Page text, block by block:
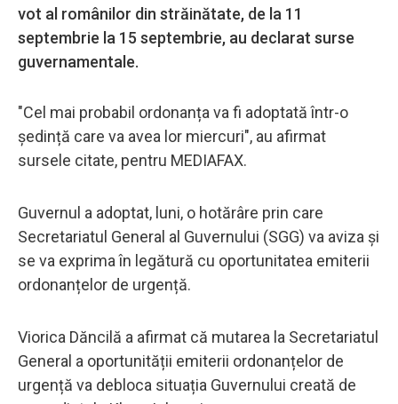
vot al românilor din străinătate, de la 11
septembrie la 15 septembrie, au declarat surse
guvernamentale.
"Cel mai probabil ordonanța va fi adoptată într-o
ședință care va avea lor miercuri", au afirmat
sursele citate, pentru MEDIAFAX.
Guvernul a adoptat, luni, o hotărâre prin care
Secretariatul General al Guvernului (SGG) va aviza și
se va exprima în legătură cu oportunitatea emiterii
ordonanțelor de urgență.
Viorica Dăncilă a afirmat că mutarea la Secretariatul
General a oportunității emiterii ordonanțelor de
urgență va debloca situația Guvernului creată de